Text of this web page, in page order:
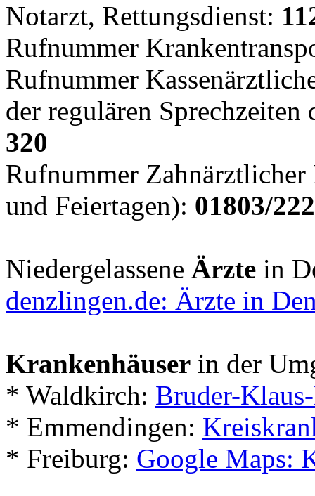
Notarzt, Rettungsdienst:
Rufnummer
Rufnummer
der regulären
320
Rufnummer
und Feiertagen): 01803/
Niedergelassene Ärzte in
denzlingen.de: Ärzte in
Krankenhäuser in der
* Waldkirch: Bruder-
* Emmendingen:
* Freiburg: Google Maps: